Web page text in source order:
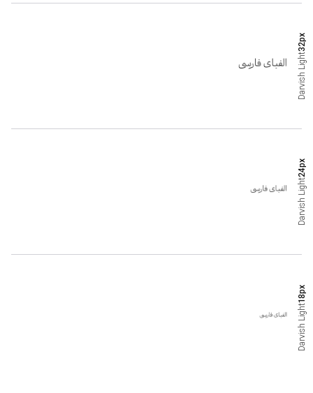
Darvish
Light
32
px
Darvish
Light
24
px
Darvish
Light
18
px